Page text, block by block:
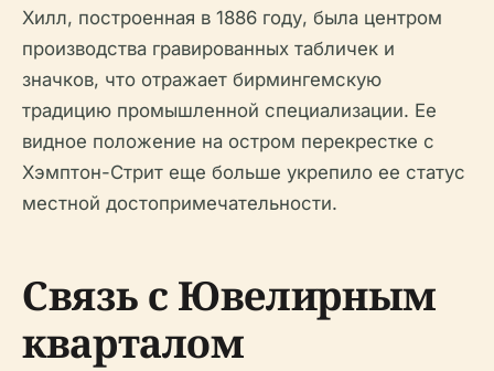
Хилл, построенная в 1886 году, была центром
производства гравированных табличек и
значков, что отражает бирмингемскую
традицию промышленной специализации. Ее
видное положение на остром перекрестке с
Хэмптон-Стрит еще больше укрепило ее статус
местной достопримечательности.
Связь с Ювелирным
кварталом